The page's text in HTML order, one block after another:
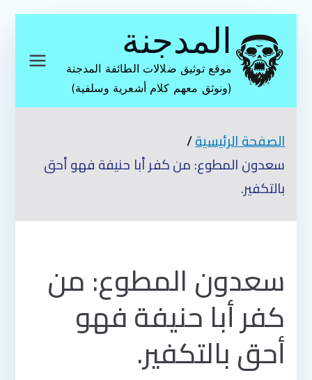
المحتوى
المدجنة
موقع توثيق ضلالات الطائفة المدجنة
(ونوثق معهم كلام أشعرية وسلفية)
الصفحة الرئيسية
سعدون المطوع: من كفر أبا حنيفة فهو أحق
بالتكفير.
سعدون المطوع: من
كفر أبا حنيفة فهو
أحق بالتكفير.